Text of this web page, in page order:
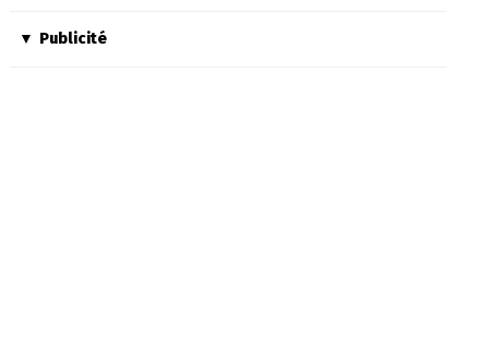
Publicité